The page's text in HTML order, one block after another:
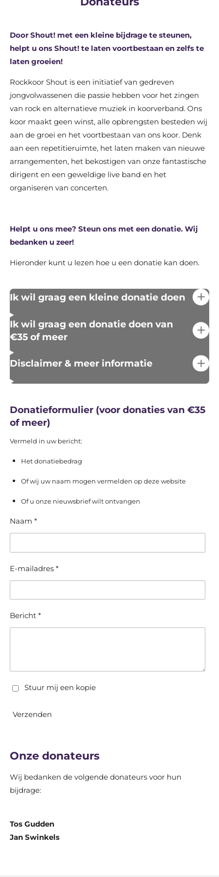
Door Shout! met een kleine bijdrage te steunen,
helpt u ons Shout! te laten voortbestaan en zelfs te
laten groeien!
Rockkoor Shout is een initiatief van gedreven
jongvolwassenen die passie hebben voor het zingen
van rock en alternatieve muziek in koorverband. Ons
koor maakt geen winst, alle opbrengsten besteden wij
aan de groei en het voortbestaan van ons koor. Denk
aan een repetitieruimte, het laten maken van nieuwe
arrangementen, het bekostigen van onze fantastische
dirigent en een geweldige live band en het
organiseren van concerten.
Helpt u ons mee? Steun ons met een donatie. Wij
bedanken u zeer!
Hieronder kunt u lezen hoe u een donatie kan doen.
Ik wil graag een kleine donatie doen
Ik wil graag een donatie doen van
€35 of meer
Disclaimer & meer informatie
Donatieformulier (voor donaties van €35
of meer)
Vermeld in uw bericht:
Het donatiebedrag
Of wij uw naam mogen vermelden op deze website
Of u onze nieuwsbrief wilt ontvangen
Naam *
E-mailadres *
Bericht *
Stuur mij een kopie
Verzenden
Onze donateurs
Wij bedanken de volgende donateurs voor hun
bijdrage:
Tos Gudden
Jan Swinkels